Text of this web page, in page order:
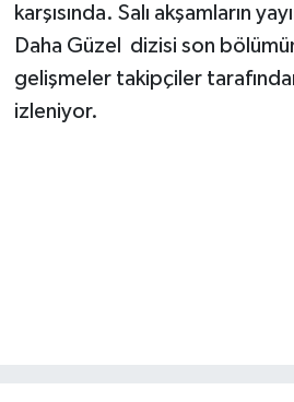
karşısında. Salı akşamların
Daha Güzel dizisi son
gelişmeler takipçiler
izleniyor.
OTOMOTİV
TEKNOLOJİ